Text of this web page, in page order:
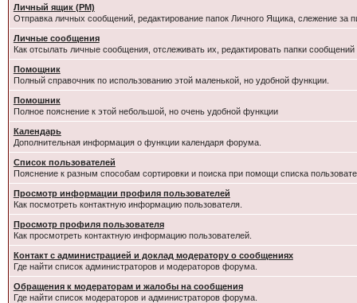
Личный ящик (PM)
Отправка личных сообщений, редактирование папок Личного Ящика, слежение за
Личные сообщения
Как отсылать личные сообщения, отслеживать их, редактировать папки
Помощник
Полный справочник по использованию этой маленькой, но удобной функции.
Помошник
Полное пояснение к этой небольшой, но очень удобной функции
Календарь
Дополнительная информация о функции календаря форума.
Список пользователей
Пояснение к разным способам сортировки и поиска при помощи списка
Просмотр информации профиля пользователей
Как посмотреть контактную информацию пользователя.
Просмотр профиля пользователя
Как просмотреть контактную информацию пользователей.
Контакт с администрацией и доклад модератору о сообщениях
Где найти список администраторов и модераторов форума.
Обращения к модераторам и жалобы на сообщения
Где найти список модераторов и администраторов форума.